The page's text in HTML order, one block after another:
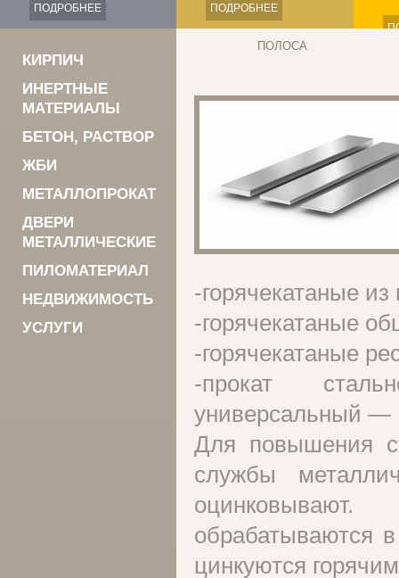
ПОДРОБНЕЕ ПОДРОБНЕЕ
КИРПИЧ
ИНЕРТНЫЕ
МАТЕРИАЛЫ
БЕТОН, РАСТВОР
ЖБИ
МЕТАЛЛОПРОКАТ
ДВЕРИ
МЕТАЛЛИЧЕСКИЕ
ПИЛОМАТЕРИАЛ
НЕДВИЖИМОСТЬ
УСЛУГИ
ПОЛОСА
-горячекатаные
-горячекатаные
-горячекатаные
-прокат
универсальный —
Для повышения
службы
обрабатываются
цинкуются